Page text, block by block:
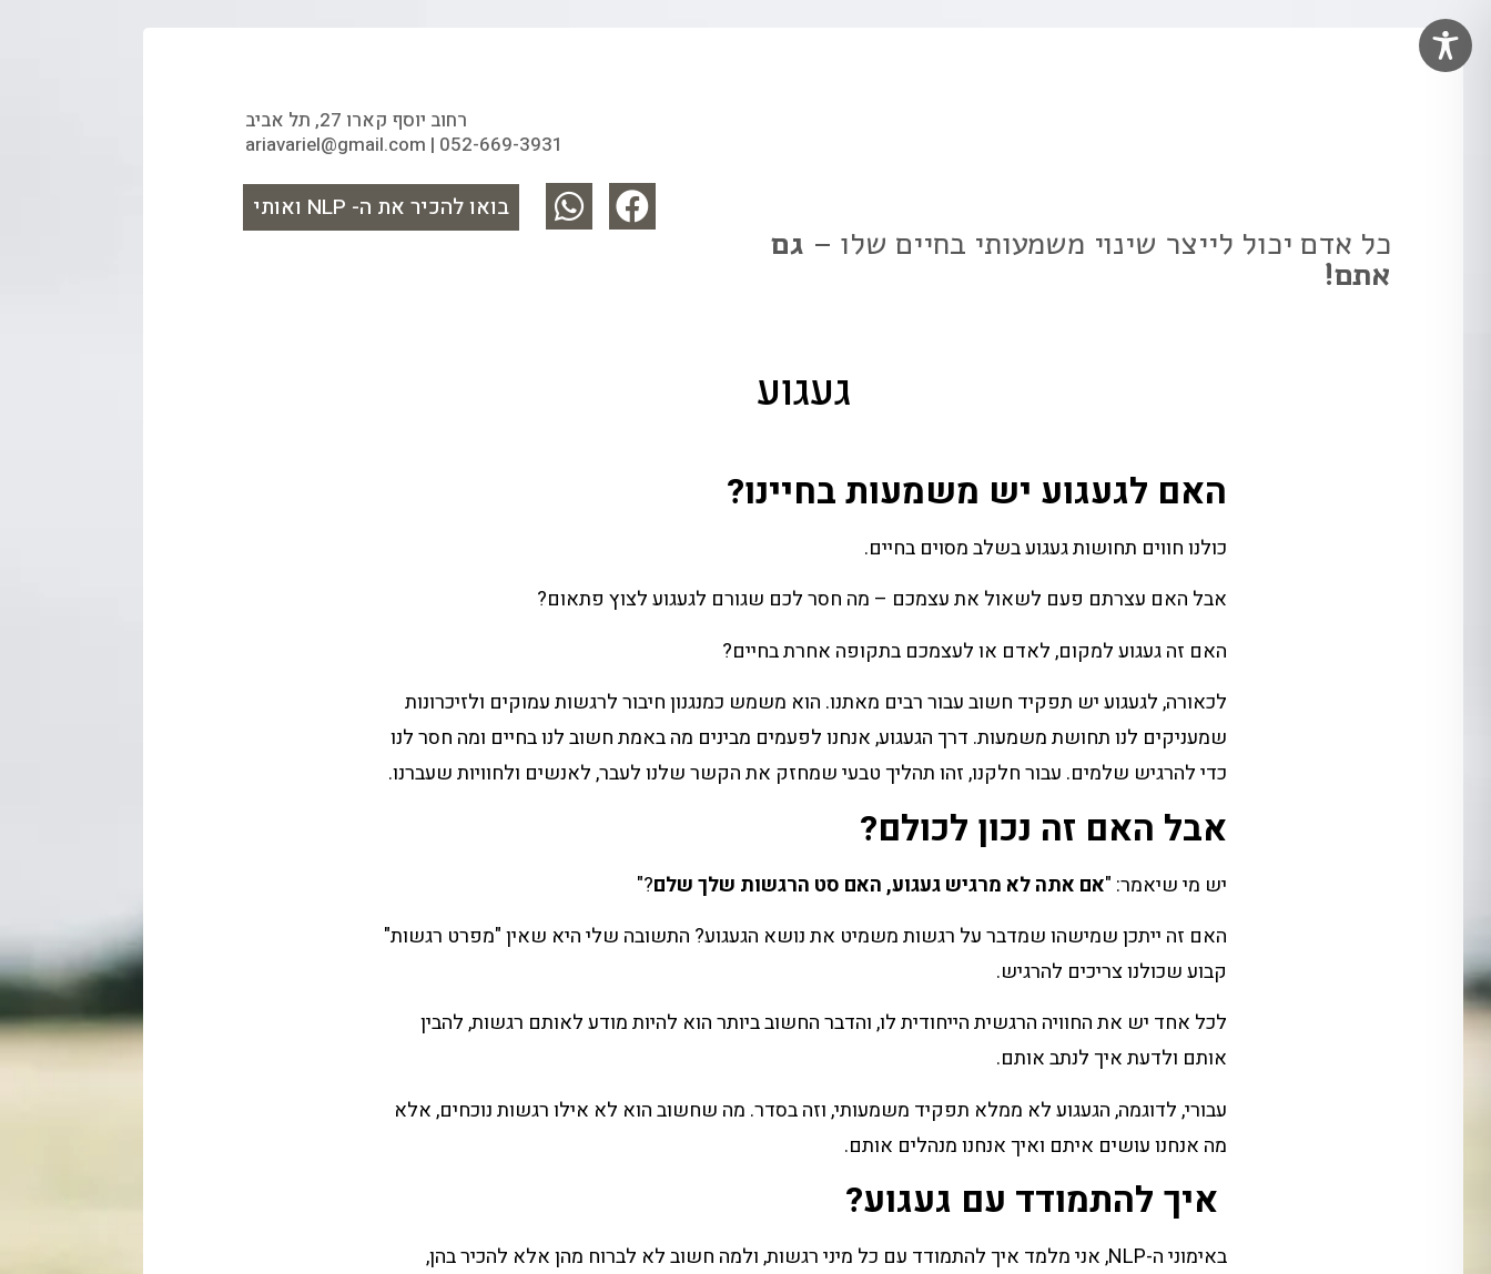
כל אדם יכול לייצר שינוי משמעותי בחיים שלו – גם
אתם!
רחוב יוסף קארו 27, תל אביב
ariavariel@gmail.com | 052-669-3931
בואו להכיר את ה- NLP ואותי
געגוע
האם לגעגוע יש משמעות בחיינו?
כולנו חווים תחושות געגוע בשלב מסוים בחיים.
אבל האם עצרתם פעם לשאול את עצמכם – מה חסר לכם שגורם לגעגוע לצוץ פתאום?
האם זה געגוע למקום, לאדם או לעצמכם בתקופה אחרת בחיים?
לכאורה, לגעגוע יש תפקיד חשוב עבור רבים מאתנו. הוא משמש כמנגנון חיבור לרגשות עמוקים ולזיכרונות
שמעניקים לנו תחושת משמעות. דרך הגעגוע, אנחנו לפעמים מבינים מה באמת חשוב לנו בחיים ומה חסר לנו
כדי להרגיש שלמים. עבור חלקנו, זהו תהליך טבעי שמחזק את הקשר שלנו לעבר, לאנשים ולחוויות שעברנו.
אבל האם זה נכון לכולם?
יש מי שיאמר: "אם אתה לא מרגיש געגוע, האם סט הרגשות שלך שלם?"
האם זה ייתכן שמישהו שמדבר על רגשות משמיט את נושא הגעגוע? התשובה שלי היא שאין "מפרט רגשות"
קבוע שכולנו צריכים להרגיש.
לכל אחד יש את החוויה הרגשית הייחודית לו, והדבר החשוב ביותר הוא להיות מודע לאותם רגשות, להבין
אותם ולדעת איך לנתב אותם.
עבורי, לדוגמה, הגעגוע לא ממלא תפקיד משמעותי, וזה בסדר. מה שחשוב הוא לא אילו רגשות נוכחים, אלא
מה אנחנו עושים איתם ואיך אנחנו מנהלים אותם.
איך להתמודד עם געגוע?
באימוני ה-NLP, אני מלמד איך להתמודד עם כל מיני רגשות, ולמה חשוב לא לברוח מהן אלא להכיר בהן,